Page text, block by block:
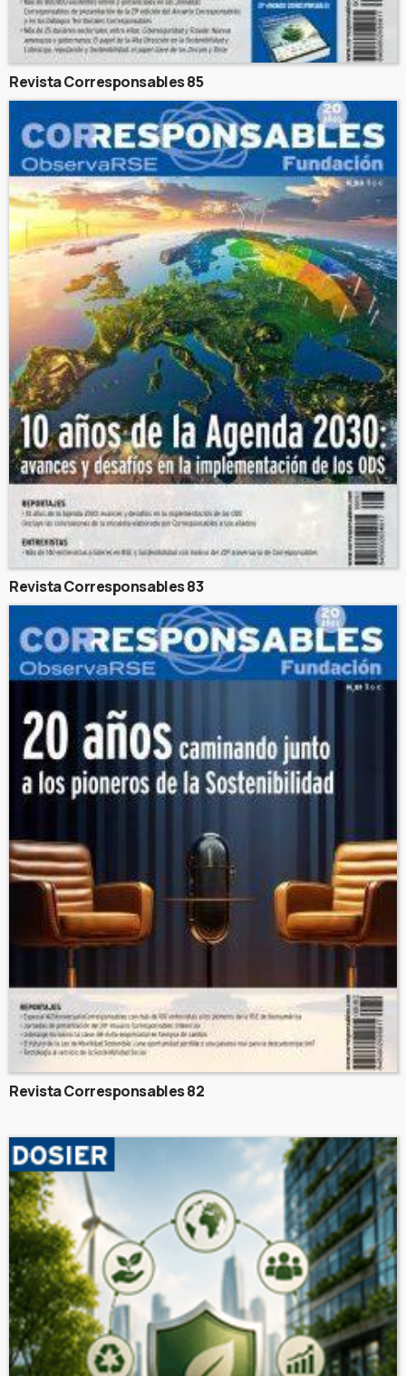
Revista Corresponsables 85
Revista Corresponsables 83
Revista Corresponsables 82